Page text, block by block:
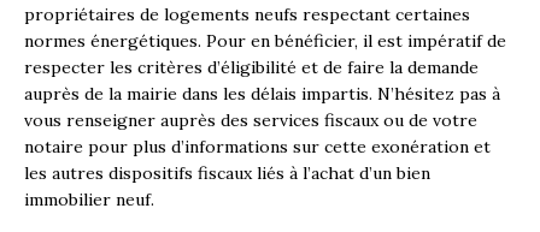
propriétaires de logements neufs respectant certaines
normes énergétiques. Pour en bénéficier, il est impératif de
respecter les critères d’éligibilité et de faire la demande
auprès de la mairie dans les délais impartis. N’hésitez pas à
vous renseigner auprès des services fiscaux ou de votre
notaire pour plus d’informations sur cette exonération et
les autres dispositifs fiscaux liés à l’achat d’un bien
immobilier neuf.